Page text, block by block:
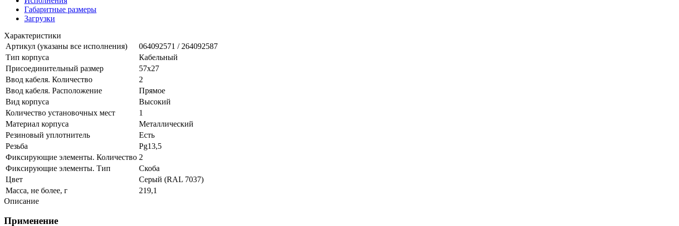
Габаритные размеры
Загрузки
Характеристики
Артикул (указаны все исполнения)
064092571 / 264092587
Тип корпуса
Кабельный
Присоединительный размер
57х27
Ввод кабеля. Количество
2
Ввод кабеля. Расположение
Прямое
Вид корпуса
Высокий
Количество установочных мест
1
Материал корпуса
Металлический
Резиновый уплотнитель
Есть
Резьба
Pg13,5
Фиксирующие элементы. Количество 2
Фиксирующие элементы. Тип
Скоба
Цвет
Серый (RAL 7037)
Масса, не более, г
219,1
Описание
Применение